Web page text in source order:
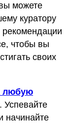
можете
куратору
рекомендации
чтобы вы
своих
любую
. Успевайте
начинайте